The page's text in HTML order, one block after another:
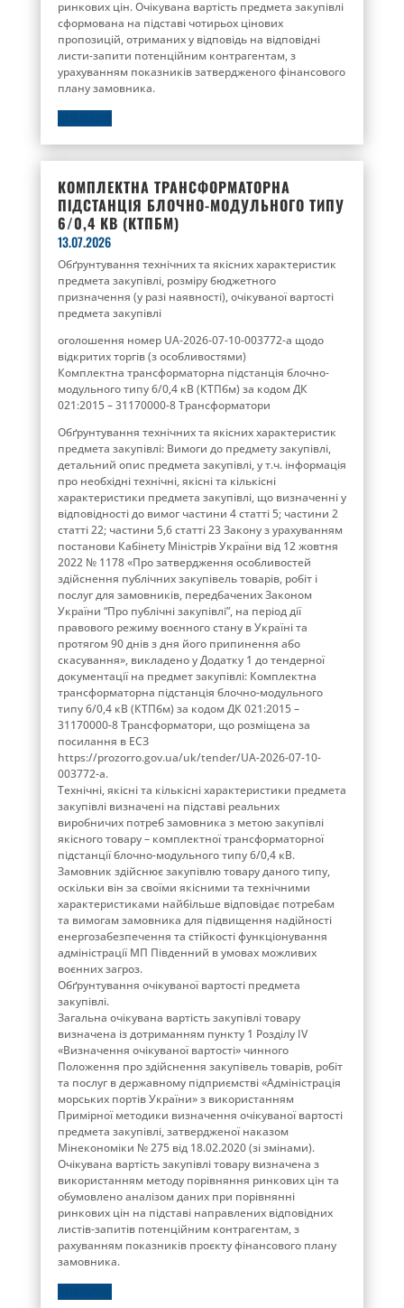
ринкових цін. Очікувана вартість предмета закупівлі
сформована на підставі чотирьох цінових
пропозицій, отриманих у відповідь на відповідні
листи-запити потенційним контрагентам, з
урахуванням показників затвердженого фінансового
плану замовника.
КОМПЛЕКТНА ТРАНСФОРМАТОРНА
ПІДСТАНЦІЯ БЛОЧНО-МОДУЛЬНОГО ТИПУ
6/0,4 КВ (КТПБМ)
13.07.2026
Обґрунтування технічних та якісних характеристик
предмета закупівлі, розміру бюджетного
призначення (у разі наявності), очікуваної вартості
предмета закупівлі
оголошення номер UA-2026-07-10-003772-a щодо
відкритих торгів (з особливостями)
Комплектна трансформаторна підстанція блочно-
модульного типу 6/0,4 кВ (КТПбм) за кодом ДК
021:2015 – 31170000-8 Трансформатори
Обґрунтування технічних та якісних характеристик
предмета закупівлі: Вимоги до предмету закупівлі,
детальний опис предмета закупівлі, у т.ч. інформація
про необхідні технічні, якісні та кількісні
характеристики предмета закупівлі, що визначенні у
відповідності до вимог частини 4 статті 5; частини 2
статті 22; частини 5,6 статті 23 Закону з урахуванням
постанови Кабінету Міністрів України від 12 жовтня
2022 № 1178 «Про затвердження особливостей
здійснення публічних закупівель товарів, робіт і
послуг для замовників, передбачених Законом
України “Про публічні закупівлі”, на період дії
правового режиму воєнного стану в Україні та
протягом 90 днів з дня його припинення або
скасування», викладено у Додатку 1 до тендерної
документації на предмет закупівлі: Комплектна
трансформаторна підстанція блочно-модульного
типу 6/0,4 кВ (КТПбм) за кодом ДК 021:2015 –
31170000-8 Трансформатори, що розміщена за
посилання в ЕСЗ
https://prozorro.gov.ua/uk/tender/UA-2026-07-10-
003772-a.
Технічні, якісні та кількісні характеристики предмета
закупівлі визначені на підставі реальних
виробничих потреб замовника з метою закупівлі
якісного товару – комплектної трансформаторної
підстанції блочно-модульного типу 6/0,4 кВ.
Замовник здійснює закупівлю товару даного типу,
оскільки він за своїми якісними та технічними
характеристиками найбільше відповідає потребам
та вимогам замовника для підвищення надійності
енергозабезпечення та стійкості функціонування
адміністрації МП Південний в умовах можливих
воєнних загроз.
Обґрунтування очікуваної вартості предмета
закупівлі.
Загальна очікувана вартість закупівлі товару
визначена із дотриманням пункту 1 Розділу ІV
«Визначення очікуваної вартості» чинного
Положення про здійснення закупівель товарів, робіт
та послуг в державному підприємстві «Адміністрація
морських портів України» з використанням
Примірної методики визначення очікуваної вартості
предмета закупівлі, затвердженої наказом
Мінекономіки № 275 від 18.02.2020 (зі змінами).
Очікувана вартість закупівлі товару визначена з
використанням методу порівняння ринкових цін та
обумовлено аналізом даних при порівнянні
ринкових цін на підставі направлених відповідних
листів-запитів потенційним контрагентам, з
рахуванням показників проєкту фінансового плану
замовника.